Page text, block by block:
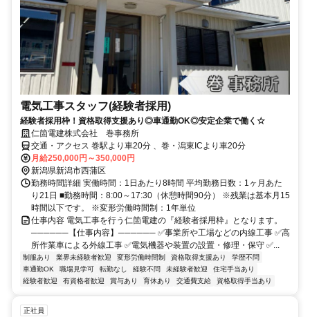
電気工事スタッフ(経験者採用)
経験者採用枠！資格取得支援あり◎車通勤OK◎安定企業で働く☆
仁箇電建株式会社 巻事務所
交通・アクセス 巻駅より車20分 、巻・潟東ICより車20分
月給250,000円～350,000円
新潟県新潟市西蒲区
勤務時間詳細 実働時間：1日あたり8時間 平均勤務日数：1ヶ月あた
り21日 ■勤務時間：8:00～17:30（休憩時間90分） ※残業は基本月15
時間以下です。 ※変形労働時間制：1年単位
仕事内容 電気工事を行う仁箇電建の『経験者採用枠』となります。
──────【仕事内容】────── ✅事業所や工場などの内線工事 ✅高
所作業車による外線工事 ✅電気機器や装置の設置・修理・保守 ✅...
制服あり 業界未経験者歓迎 変形労働時間制 資格取得支援あり
学歴不問
車通勤OK
職場見学可 転勤なし 経験不問 未経験者歓迎
住宅手当あり
経験者歓迎
有資格者歓迎 賞与あり 育休あり 交通費支給 資格取得手当あり
正社員